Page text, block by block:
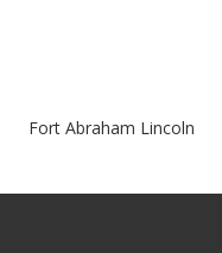
Fort Abraham Lincoln